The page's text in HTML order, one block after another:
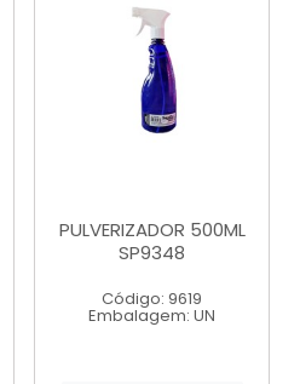
PULVERIZADOR 500ML
SP9348
Código: 9619
Embalagem: UN